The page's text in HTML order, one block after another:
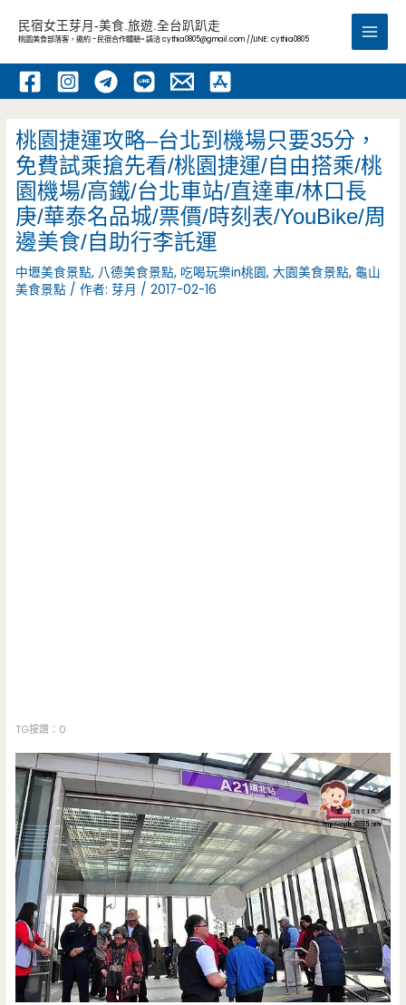
內
民宿女王芽月-美食.旅遊.全台趴趴走
桃園美食部落客，邀約 -民宿合作體驗~ 請洽cythia0805@gmail.com //LINE: cythia0805
Main
桃園捷運攻略–台北到機場只要35分，
免費試乘搶先看/桃園捷運/自由搭乘/桃
園機場/高鐵/台北車站/直達車/林口長
庚/華泰名品城/票價/時刻表/YouBike/周
邊美食/自助行李託運
中壢美食景點, 八德美食景點, 吃喝玩樂in桃園,大園美食景點,龜山
美食景點 / 作者:芽月 /2017-02-16
TG按讚：0